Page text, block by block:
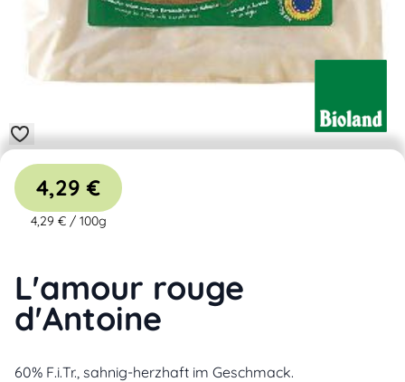
L'amour rouge
d'Antoine
60% F.i.Tr., sahnig-herzhaft im Geschmack.
4,29 €
4,29 €/ 100g